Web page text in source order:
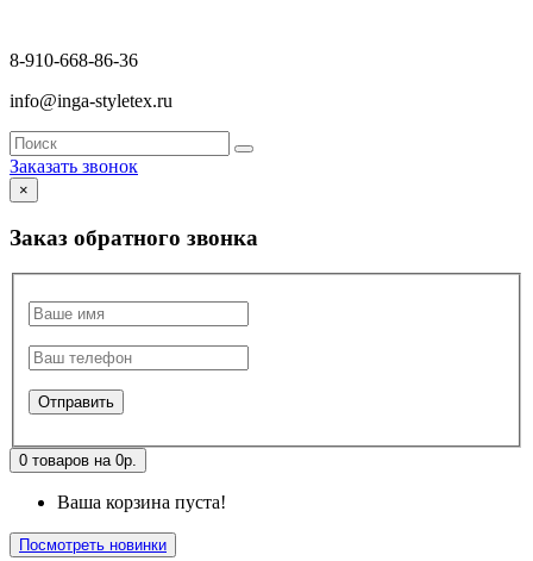
8-910-668-86-36
info@inga-styletex.ru
Заказать звонок
×
Заказ обратного звонка
0 товаров на 0р.
Ваша корзина пуста!
Посмотреть новинки